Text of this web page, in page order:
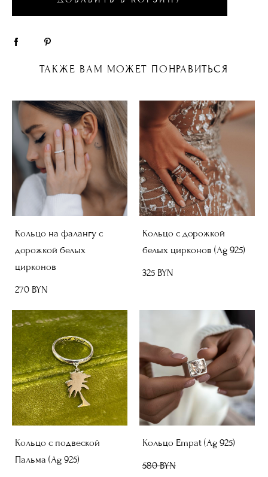
ТАКЖЕ ВАМ МОЖЕТ ПОНРАВИТЬСЯ
Кольцо на фалангу с
дорожкой белых
цирконов
270 BYN
Кольцо с дорожкой
белых цирконов (Ag 925)
325 BYN
Кольцо с подвеской
Пальма (Ag 925)
Кольцо Empat (Ag 925)
580 BYN